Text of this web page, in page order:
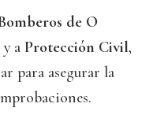
de O
y a Protección Civil,
para asegurar la